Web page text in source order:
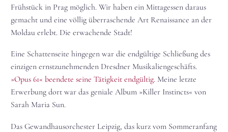
Frühstück in Prag möglich. Wir haben ein Mittagessen daraus
gemacht und eine völlig überraschende Art Renaissance an der
Moldau erlebt. Die erwachende Stadt!
Eine Schattenseite hingegen war die endgültige Schließung des
einzigen ernstzunehmenden Dresdner Musikaliengeschäfts.
»Opus 61« beendete seine Tätigkeit endgültig. Meine letzte
Erwerbung dort war das geniale Album »Killer Instincts« von
Sarah Maria Sun.
Das Gewandhausorchester Leipzig, das kurz vom Sommeranfang